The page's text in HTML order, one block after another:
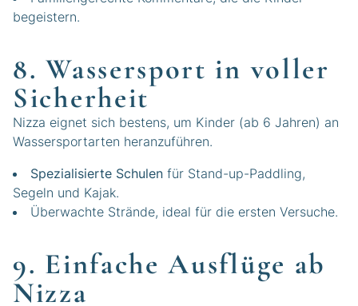
begeistern.
8. Wassersport in voller
Sicherheit
Nizza eignet sich bestens, um Kinder (ab 6 Jahren) an
Wassersportarten heranzuführen.
Spezialisierte Schulen für Stand-up-Paddling,
Segeln und Kajak.
Überwachte Strände, ideal für die ersten Versuche.
9. Einfache Ausflüge ab
Nizza